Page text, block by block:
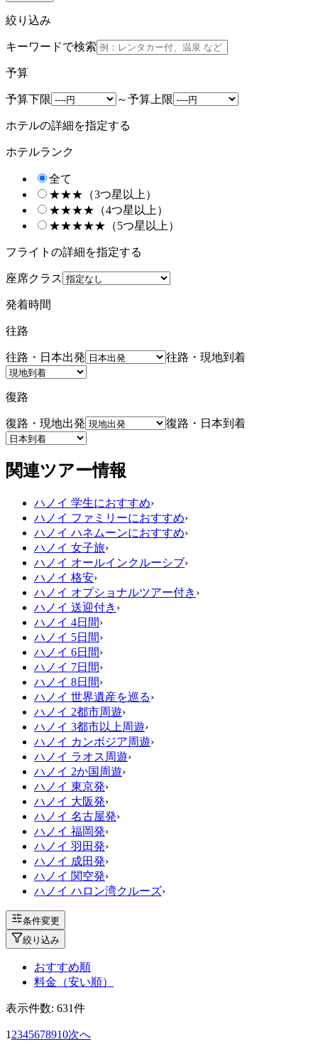
絞り込み
キーワードで検索
予算
予算下限 ～予算上限
ホテルの詳細を指定する
ホテルランク
全て
★★★（3つ星以上）
★★★★（4つ星以上）
★★★★★（5つ星以上）
フライトの詳細を指定する
座席クラス
発着時間
往路
往路・日本出発 往路・現地到着
復路
復路・現地出発 復路・日本到着
関連ツアー情報
ハノイ 学生におすすめ›
ハノイ ファミリーにおすすめ›
ハノイ ハネムーンにおすすめ›
ハノイ 女子旅›
ハノイ オールインクルーシブ›
ハノイ 格安›
ハノイ オプショナルツアー付き ›
ハノイ 送迎付き ›
ハノイ 4日間›
ハノイ 5日間›
ハノイ 6日間›
ハノイ 7日間›
ハノイ 8日間›
ハノイ 世界遺産を巡る›
ハノイ 2都市周遊›
ハノイ 3都市以上周遊›
ハノイ カンボジア周遊›
ハノイ ラオス周遊›
ハノイ 2か国周遊›
ハノイ 東京発›
ハノイ 大阪発›
ハノイ 名古屋発›
ハノイ 福岡発›
ハノイ 羽田発›
ハノイ 成田発›
ハノイ 関空発›
ハノイ ハロン湾クルーズ›
条件変更
絞り込み
おすすめ順
料金（安い順）
表示件数: 631件
1 2345678910次へ